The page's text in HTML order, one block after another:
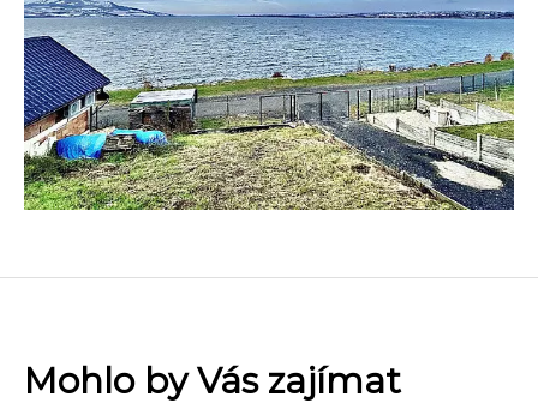
Mohlo by Vás zajímat